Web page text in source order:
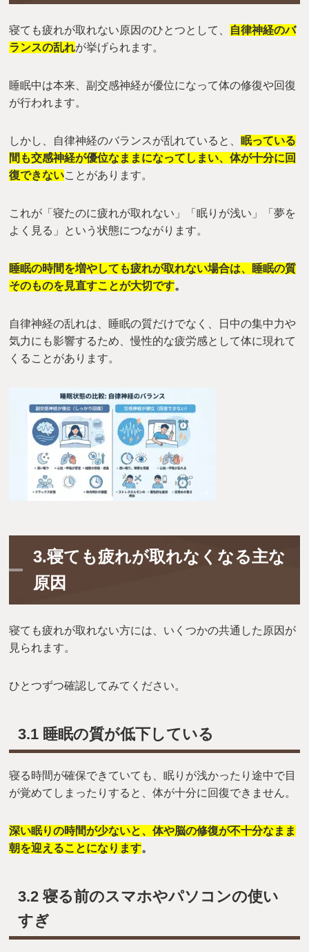
寝ても疲れが取れない原因のひとつとして、 自律神経のバ
ランスの乱れが挙げられます。
睡眠中は本来、副交感神経が優位になって体の修復や回復
が行われます。
しかし、自律神経のバランスが乱れていると、眠っている
間も交感神経が優位なままになってしまい、体が十分に回
復できないことがあります。
これが「寝たのに疲れが取れない」「眠りが浅い」「夢を
よく見る」という状態につながります。
睡眠の時間を増やしても疲れが取れない場合は、睡眠の質
そのものを見直すことが大切です。
自律神経の乱れは、睡眠の質だけでなく、日中の集中力や
気力にも影響するため、慢性的な疲労感として体に現れて
くることがあります。
3.寝ても疲れが取れなくなる主な
原因
寝ても疲れが取れない方には、いくつかの共通した原因が
見られます。
ひとつずつ確認してみてください。
3.1 睡眠の質が低下している
寝る時間が確保できていても、眠りが浅かったり途中で目
が覚めてしまったりすると、体が十分に回復できません。
深い眠りの時間が少ないと、体や脳の修復が不十分なまま
朝を迎えることになります。
3.2 寝る前のスマホやパソコンの使い
すぎ